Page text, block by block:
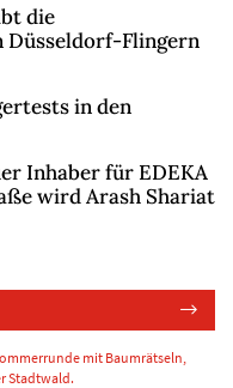
die
Düsseldorf-Flingern
in den
Inhaber für EDEKA
wird Arash Shariat
mit Baumrätseln,
Stadtwald.